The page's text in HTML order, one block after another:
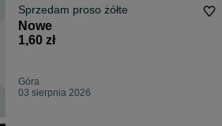
Sprzedam proso żółte
Nowe
1,60 zł
Góra
03 sierpnia 2026